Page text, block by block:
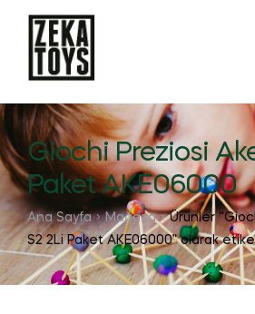
Giochi Preziosi
Paket AKE06000
Ana Sayfa Mağaza
Ürünler
S2 2Li Paket AKE06000” olarak